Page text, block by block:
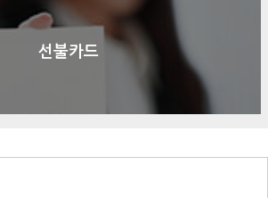
선불카드